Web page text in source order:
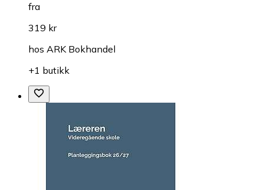
fra
319 kr
hos ARK Bokhandel
+1 butikk